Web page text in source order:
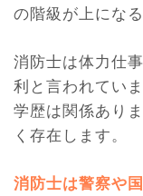
の階級が上にな
消防士は体力仕
利と言われてい
学歴は関係あり
く存在します。
消防士は警察や